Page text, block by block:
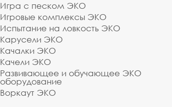
Игра с песком ЭКО
Игровые комплексы ЭКО
Испытание на ловкость ЭКО
Карусели ЭКО
Качалки ЭКО
Качели ЭКО
Развивающее и обучающее ЭКО
оборудование
Воркаут ЭКО